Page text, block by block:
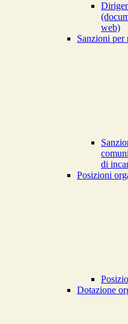
web)
Sanzioni per
di
Posizioni
Dotazione